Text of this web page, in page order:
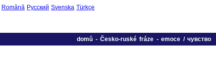
Română Русский Svenska Türkçe
domů - Česko-ruské fráze -emoce / чувство